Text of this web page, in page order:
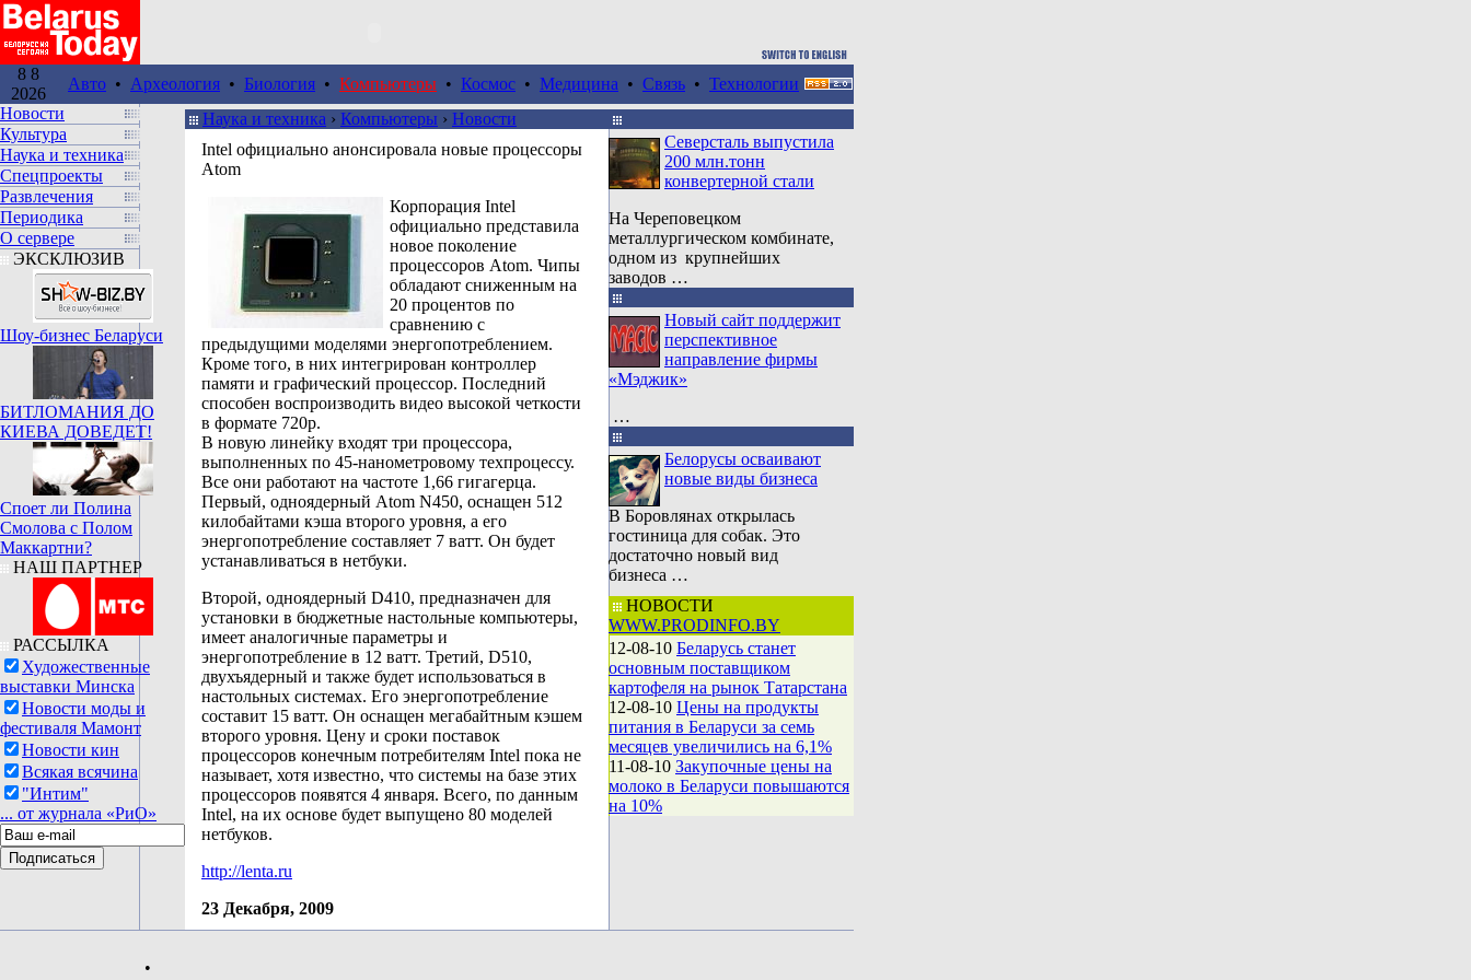
8 8
2026
Авто • Археология • Биология • Компьютеры • Космос • Медицина • Связь • Технологии
Новости
Культура
Наука и техника
Спецпроекты
Развлечения
Периодика
О сервере
ЭКСКЛЮЗИВ
Шоу-бизнес Беларуси
БИТЛОМАНИЯ ДО
КИЕВА ДОВЕДЕТ!
Споет ли Полина
Смолова с Полом
Маккартни?
НАШ ПАРТНЕР
РАССЫЛКА
Художественные
выставки Минска
Новости моды и
фестиваля Мамонт
Новости кин
Всякая всячина
"Интим"
... от журнала «РиО»
Наука и техника › Компьютеры › Новости
Intel официально анонсировала новые процессоры
Atom
Корпорация Intel
официально представила
новое поколение
процессоров Atom. Чипы
обладают сниженным на
20 процентов по
сравнению с
предыдущими моделями энергопотреблением.
Кроме того, в них интегрирован контроллер
памяти и графический процессор. Последний
способен воспроизводить видео высокой четкости
в формате 720p.
В новую линейку входят три процессора,
выполненных по 45-нанометровому техпроцессу.
Все они работают на частоте 1,66 гигагерца.
Первый, одноядерный Atom N450, оснащен 512
килобайтами кэша второго уровня, а его
энергопотребление составляет 7 ватт. Он будет
устанавливаться в нетбуки.
Второй, одноядерный D410, предназначен для
установки в бюджетные настольные компьютеры,
имеет аналогичные параметры и
энергопотребление в 12 ватт. Третий, D510,
двухъядерный и также будет использоваться в
настольных системах. Его энергопотребление
составит 15 ватт. Он оснащен мегабайтным кэшем
второго уровня. Цену и сроки поставок
процессоров конечным потребителям Intel пока не
называет, хотя известно, что системы на базе этих
процессоров появятся 4 января. Всего, по данным
Intel, на их основе будет выпущено 80 моделей
нетбуков.
http://lenta.ru
23 Декабря, 2009
Северсталь выпустила
200 млн.тонн
конвертерной стали
На Череповецком
металлургическом комбинате,
одном из крупнейших
заводов …
Новый сайт поддержит
перспективное
направление фирмы
«Мэджик»
…
Белорусы осваивают
новые виды бизнеса
В Боровлянах открылась
гостиница для собак. Это
достаточно новый вид
бизнеса …
НОВОСТИ
WWW.PRODINFO.BY
12-08-10 Беларусь станет
основным поставщиком
картофеля на рынок Татарстана
12-08-10 Цены на продукты
питания в Беларуси за семь
месяцев увеличились на 6,1%
11-08-10 Закупочные цены на
молоко в Беларуси повышаются
на 10%
•